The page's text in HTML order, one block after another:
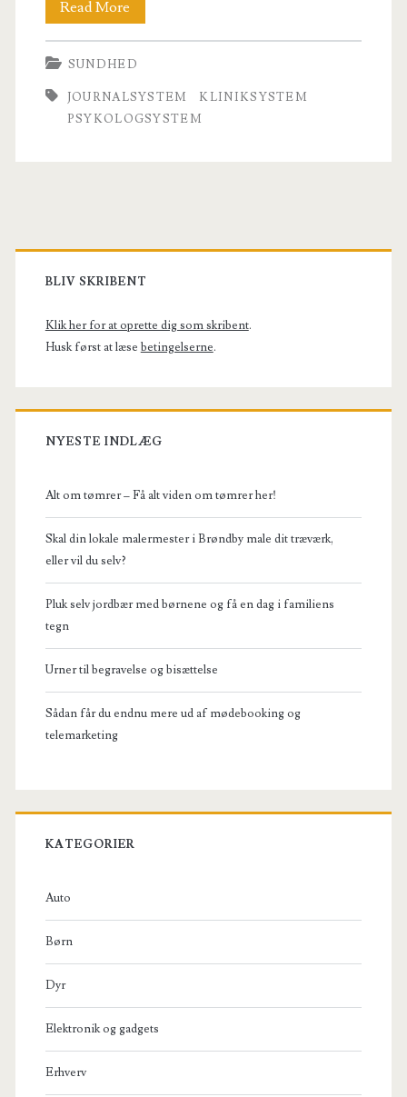
Read More
som
kliniksystem
SUNDHED
JOURNALSYSTEM
KLINIKSYSTEM
PSYKOLOGSYSTEM
Primary
Sidebar
BLIV SKRIBENT
Klik her for at oprette dig som skribent.
Husk først at læse betingelserne.
NYESTE INDLÆG
Alt om tømrer – Få alt viden om tømrer her!
Skal din lokale malermester i Brøndby male dit træværk,
eller vil du selv?
Pluk selv jordbær med børnene og få en dag i familiens
tegn
Urner til begravelse og bisættelse
Sådan får du endnu mere ud af mødebooking og
telemarketing
KATEGORIER
Auto
Børn
Dyr
Elektronik og gadgets
Erhverv